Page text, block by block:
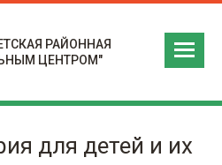
РАЙОННАЯ
ЦЕНТРОМ"
для детей и их